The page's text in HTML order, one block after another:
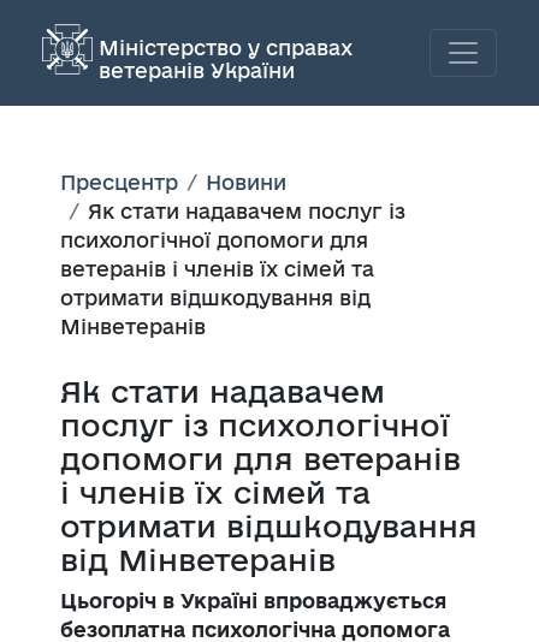
Міністерство у справах
ветеранів України
Пресцентр
Новини
Як стати надавачем послуг із
психологічної допомоги для
ветеранів і членів їх сімей та
отримати відшкодування від
Мінветеранів
Як стати надавачем
послуг із психологічної
допомоги для ветеранів
і членів їх сімей та
отримати відшкодування
від Мінветеранів
Цьогоріч в Україні впроваджується
безоплатна психологічна допомога